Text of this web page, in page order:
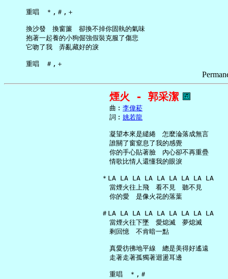
     重唱　＊,＃,＋
     換沙發　換窗簾　卻換不掉你固執的氣味
     抱著一起養的小狗倔強假裝克服了傷悲
     它吻了我　弄亂藏好的淚
煙火 - 郭采潔
     曲︰
李偉菘
     詞︰
姚若龍
     凝望本來是繾綣　怎麼淪落成無言
     誰關了窗窒息了我的感覺
     你的手心貼著臉　內心卻不再重疊
     情歌比情人還懂我的眼淚
   ＊LA LA LA LA LA LA LA LA LA
     當煙火往上飛　看不見　聽不見
     你的愛　是像火花的落葉
   ＃LA LA LA LA LA LA LA LA LA
     當煙火往下墜　愛熄滅　夢熄滅
     剩回憶　不肯暗一點
     真愛彷彿地平線　總是美得好遙遠
     走著走著孤獨著迴盪耳邊
     重唱　＊,＃